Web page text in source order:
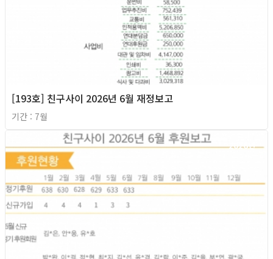
[193호] 친구사이 2026년 6월 재정보고
기간 : 7월
2026년